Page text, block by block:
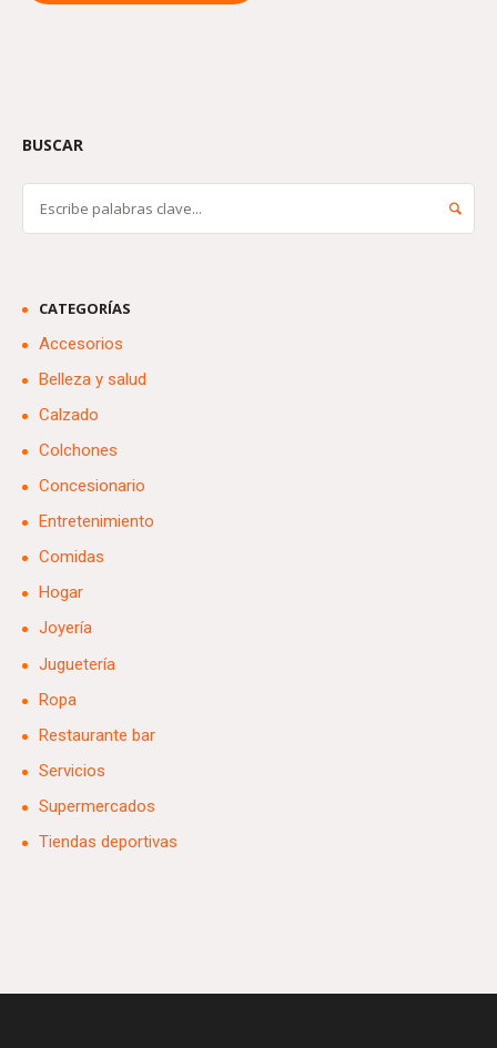
BUSCAR
CATEGORÍAS
Accesorios
Belleza y salud
Calzado
Colchones
Concesionario
Entretenimiento
Comidas
Hogar
Joyería
Juguetería
Ropa
Restaurante bar
Servicios
Supermercados
Tiendas deportivas